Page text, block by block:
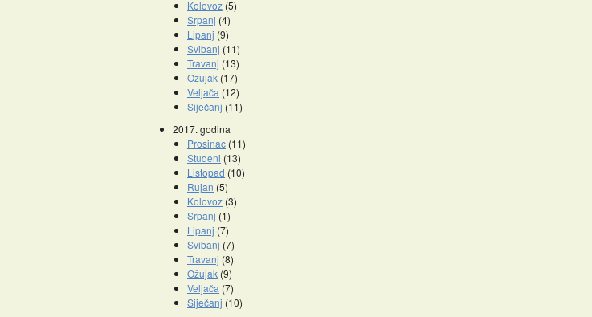
Kolovoz (5)
Srpanj (4)
Lipanj (9)
Svibanj (11)
Travanj (13)
Ožujak (17)
Veljača (12)
Siječanj (11)
2017. godina
Prosinac (11)
Studeni (13)
Listopad (10)
Rujan (5)
Kolovoz (3)
Srpanj (1)
Lipanj (7)
Svibanj (7)
Travanj (8)
Ožujak (9)
Veljača (7)
Siječanj (10)